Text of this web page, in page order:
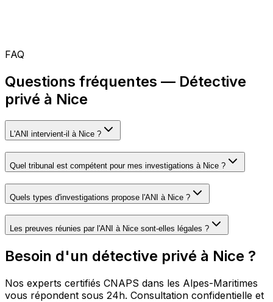
FAQ
Questions fréquentes — Détective
privé à Nice
L'ANI intervient-il à Nice ?
Quel tribunal est compétent pour mes investigations à Nice ?
Quels types d'investigations propose l'ANI à Nice ?
Les preuves réunies par l'ANI à Nice sont-elles légales ?
Besoin d'un détective privé à Nice ?
Nos experts certifiés CNAPS dans les Alpes-Maritimes
vous répondent sous 24h. Consultation confidentielle et